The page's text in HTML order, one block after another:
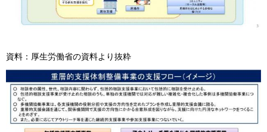
資料：厚生労働省の資料より抜粋